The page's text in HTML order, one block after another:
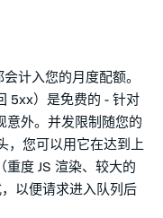
计入您的月度配额。
5xx）是免费的 - 针对
意外。并发限制随您的
，您可以用它在达到上
重度 JS 渲染、较大的
以便请求进入队列后